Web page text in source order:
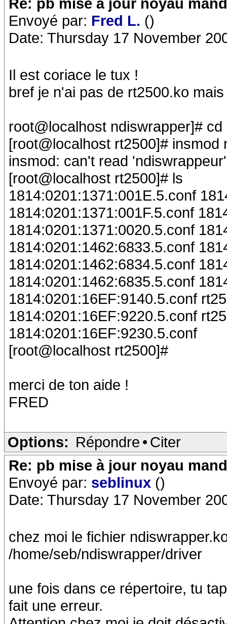
Envoyé par: Fred L. ()
Date: Thursday 17 November
Il est coriace le tux !
bref je n'ai pas de rt2500.ko
root@localhost ndiswrapper]# cd
[root@localhost rt2500]# insmod
insmod: can't read
[root@localhost rt2500]# ls
1814:0201:1371:001E.5.conf
1814:0201:1371:001F.5.conf
1814:0201:1371:0020.5.conf
1814:0201:1462:6833.5.conf
1814:0201:1462:6834.5.conf
1814:0201:1462:6835.5.conf
1814:0201:16EF:9140.5.conf
1814:0201:16EF:9220.5.conf
1814:0201:16EF:9230.5.conf
[root@localhost rt2500]#
merci de ton aide !
FRED
Options: Répondre • Citer
Re: pb mise à jour noyau
Envoyé par: seblinux ()
Date: Thursday 17 November
chez moi le fichier
/home/seb/ndiswrapper/driver
une fois dans ce répertoire, tu
fait une erreur.